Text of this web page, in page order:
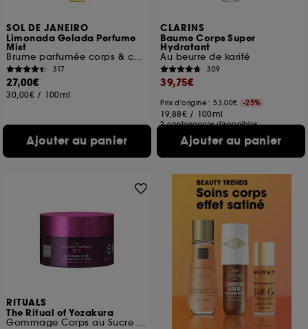
SOL DE JANEIRO
Limonada Gelada Perfume
Mist
Brume parfumée corps & cheveux
317
27,00€
30,00€ / 100ml
Ajouter au panier
CLARINS
Baume Corps Super
Hydratant
Au beurre de karité
309
39,75€
Prix d'origine : 53,00€ -25%
19,88€ / 100ml
2 contenances disponibles
Ajouter au panier
RITUALS
The Ritual of Yozakura
Gommage Corps au Sucre Rose